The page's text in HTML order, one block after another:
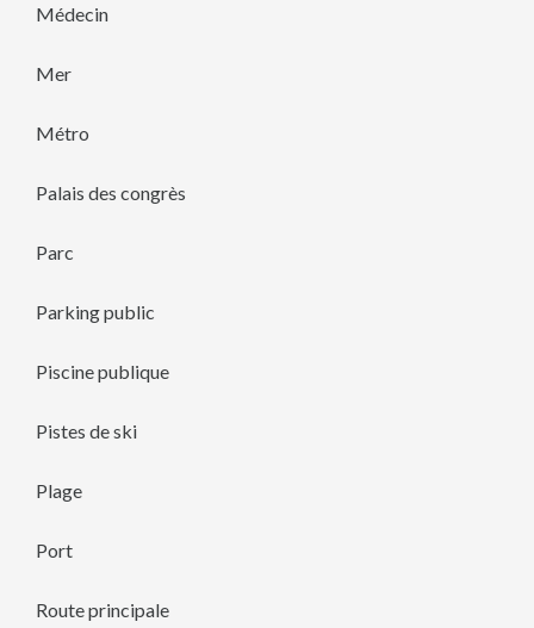
Médecin
Mer
Métro
Palais des congrès
Parc
Parking public
Piscine publique
Pistes de ski
Plage
Port
Route principale